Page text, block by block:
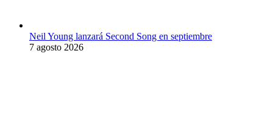
Neil Young lanzará Second Song en septiembre
7 agosto 2026